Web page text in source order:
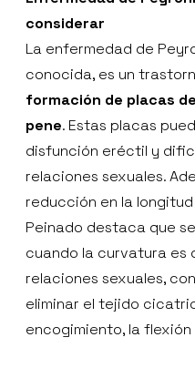
considerar
La enfermedad de
conocida, es un
formación de placas
pene. Estas placas
disfunción eréctil y
relaciones sexuales.
reducción en la
Peinado destaca que
cuando la curvatura es
relaciones sexuales,
eliminar el tejido
encogimiento, la flexión